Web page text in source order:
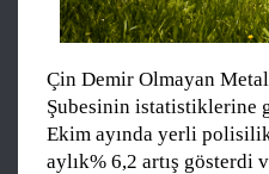
Çin Demir Olmayan
Şubesinin istatistiklerine
Ekim ayında yerli
aylık% 6,2 artış gösterdi